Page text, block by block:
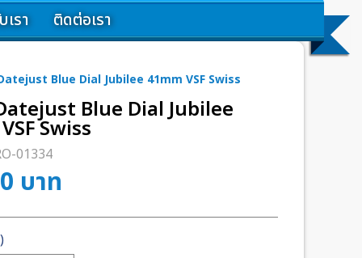
เรา ติดต่อเรา
Blue Dial Jubilee 41mm VSF Swiss
Blue Dial Jubilee
Swiss
01334
บาท